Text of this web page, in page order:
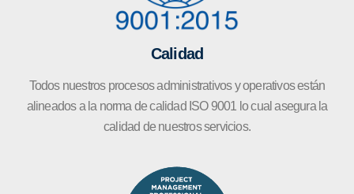
Calidad
Todos nuestros procesos administrativos y operativos están
alineados a la norma de calidad ISO 9001 lo cual asegura la
calidad de nuestros servicios.